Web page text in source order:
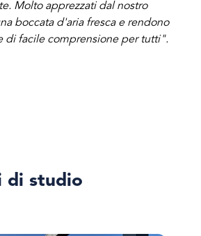
Molto apprezzati dal nostro
boccata d'aria fresca e rendono
di facile comprensione per tutti".
di studio